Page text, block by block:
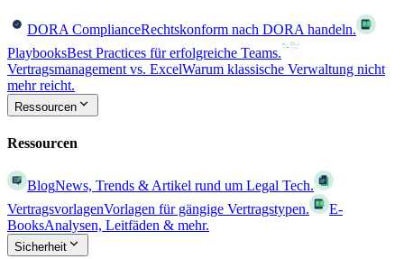
DORA ComplianceRechtskonform nach DORA handeln.
PlaybooksBest Practices für erfolgreiche Teams.
Vertragsmanagement vs. ExcelWarum klassische Verwaltung nicht
mehr reicht.
Ressourcen
Ressourcen
BlogNews, Trends & Artikel rund um Legal Tech.
VertragsvorlagenVorlagen für gängige Vertragstypen.
E-
BooksAnalysen, Leitfäden & mehr.
Sicherheit